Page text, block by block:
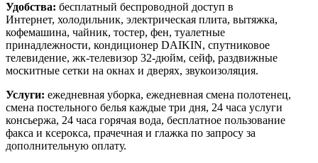
Удобства: бесплатный беспроводной доступ в
Интернет, холодильник, электрическая плита, вытяжка,
кофемашина, чайник, тостер, фен, туалетные
принадлежности, кондиционер DAIKIN, спутниковое
телевидение, жк-телевизор 32-дюйм, сейф, раздвижные
москитные сетки на окнах и дверях, звукоизоляция.
Услуги: ежедневная уборка, ежедневная смена полотенец,
смена постельного белья каждые три дня, 24 часа услуги
консьержа, 24 часа горячая вода, бесплатное пользование
факса и ксерокса, прачечная и глажка по запросу за
дополнительную оплату.